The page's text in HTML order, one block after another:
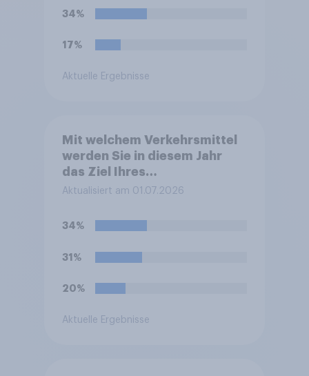
34%
17%
Aktuelle Ergebnisse
Mit welchem Verkehrsmittel
werden Sie in diesem Jahr
das Ziel Ihres
Sommerurlaubes erreichen?
Verkehrsmittel aus, mit dem
Ihrem Ziel zurücklegen.
Aktualisiert am 01.07.2026
34%
31%
20%
Aktuelle Ergebnisse